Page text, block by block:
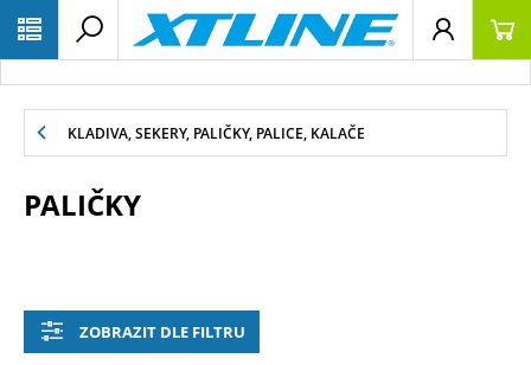
KLADIVA, SEKERY, PALIČKY, PALICE, KALAČE
PALIČKY
ZOBRAZIT DLE FILTRU